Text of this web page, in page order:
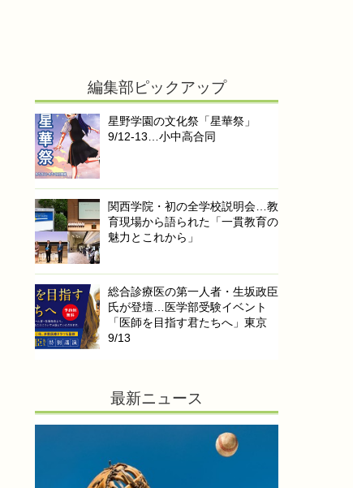
編集部ピックアップ
星野学園の文化祭「星華祭」
9/12-13…小中高合同
関西学院・初の全学校説明会…教
育現場から語られた「一貫教育の
魅力とこれから」
総合診療医の第一人者・生坂政臣
氏が登壇…医学部受験イベント
「医師を目指す君たちへ」東京
9/13
最新ニュース